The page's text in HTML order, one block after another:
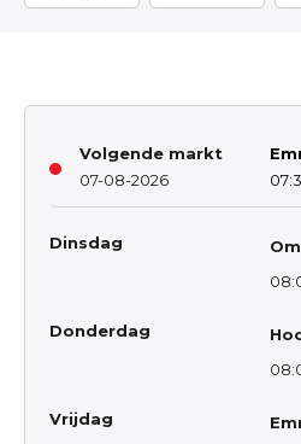
Volgende markt
07-08-2026
Dinsdag
Donderdag
Vrijdag